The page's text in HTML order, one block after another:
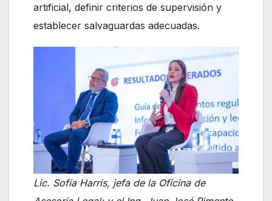
artificial, definir criterios de supervisión y
establecer salvaguardas adecuadas.
Lic. Sofía Harris, jefa de la Oficina de